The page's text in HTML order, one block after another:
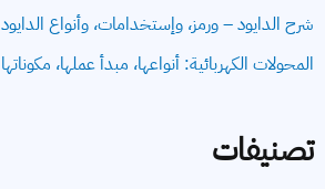
شرح الدايود – ورمز، وإستخدامات، وأنواع الدايود
المحولات الكهربائية: أنواعها، مبدأ عملها، مكوناتها
تصنيفات